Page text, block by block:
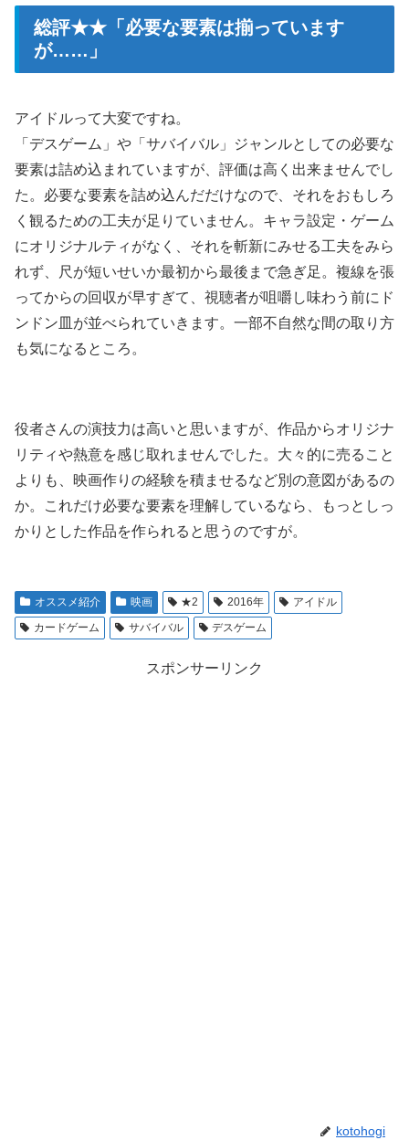
総評★★「必要な要素は揃っています
が……」
アイドルって大変ですね。
「デスゲーム」や「サバイバル」ジャンルとしての必要な
要素は詰め込まれていますが、評価は高く出来ませんでし
た。必要な要素を詰め込んだだけなので、それをおもしろ
く観るための工夫が足りていません。キャラ設定・ゲーム
にオリジナルティがなく、それを斬新にみせる工夫をみら
れず、尺が短いせいか最初から最後まで急ぎ足。複線を張
ってからの回収が早すぎて、視聴者が咀嚼し味わう前にド
ンドン皿が並べられていきます。一部不自然な間の取り方
も気になるところ。
役者さんの演技力は高いと思いますが、作品からオリジナ
リティや熱意を感じ取れませんでした。大々的に売ること
よりも、映画作りの経験を積ませるなど別の意図があるの
か。これだけ必要な要素を理解しているなら、もっとしっ
かりとした作品を作られると思うのですが。
オススメ紹介 映画 ★2 2016年
アイドル
カードゲーム
サバイバル デスゲーム
スポンサーリンク
kotohogi